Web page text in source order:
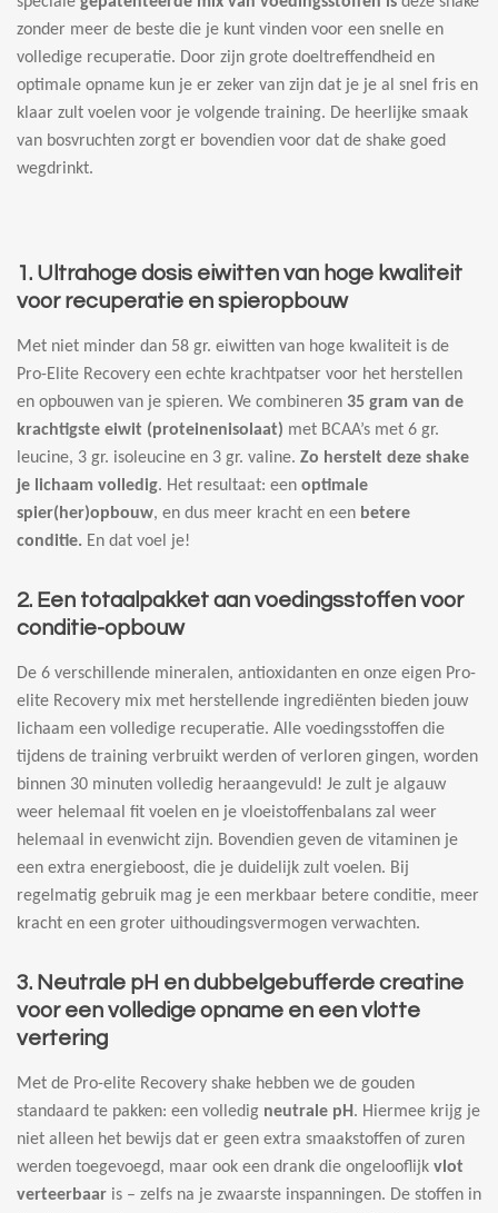
zonder meer de beste die je kunt vinden voor een snelle en
volledige recuperatie. Door zijn grote doeltreffendheid en
optimale opname kun je er zeker van zijn dat je je al snel fris en
klaar zult voelen voor je volgende training. De heerlijke smaak
van bosvruchten zorgt er bovendien voor dat de shake goed
wegdrinkt.
1. Ultrahoge dosis eiwitten van hoge kwaliteit
voor recuperatie en spieropbouw
Met niet minder dan 58 gr. eiwitten van hoge kwaliteit is de
Pro-Elite Recovery een echte krachtpatser voor het herstellen
en opbouwen van je spieren. We combineren 35 gram van de
krachtigste eiwit (proteinenisolaat) met BCAA’s met 6 gr.
leucine, 3 gr. isoleucine en 3 gr. valine. Zo herstelt deze shake
je lichaam volledig. Het resultaat: een optimale
spier(her)opbouw, en dus meer kracht en een betere
conditie. En dat voel je!
2. Een totaalpakket aan voedingsstoffen voor
conditie-opbouw
De 6 verschillende mineralen, antioxidanten en onze eigen Pro-
elite Recovery mix met herstellende ingrediënten bieden jouw
lichaam een volledige recuperatie. Alle voedingsstoffen die
tijdens de training verbruikt werden of verloren gingen, worden
binnen 30 minuten volledig heraangevuld! Je zult je algauw
weer helemaal fit voelen en je vloeistoffenbalans zal weer
helemaal in evenwicht zijn. Bovendien geven de vitaminen je
een extra energieboost, die je duidelijk zult voelen. Bij
regelmatig gebruik mag je een merkbaar betere conditie, meer
kracht en een groter uithoudingsvermogen verwachten.
3. Neutrale pH en dubbelgebufferde creatine
voor een volledige opname en een vlotte
vertering
Met de Pro-elite Recovery shake hebben we de gouden
standaard te pakken: een volledig neutrale pH . Hiermee krijg je
niet alleen het bewijs dat er geen extra smaakstoffen of zuren
werden toegevoegd, maar ook een drank die ongelooflijk vlot
verteerbaar is – zelfs na je zwaarste inspanningen. De stoffen in